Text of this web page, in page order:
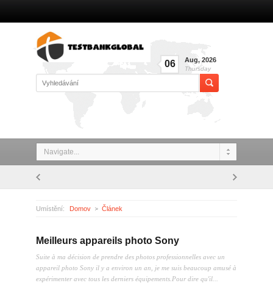
06 Aug, 2026
Thursday
Navigate...
Umístění: Domov Článek
Meilleurs appareils photo Sony
Suite à ma décision de prendre des photos professionnelles avec un
appareil photo Sony il y a environ un an, je me suis beaucoup amusé à
expérimenter avec tous les derniers équipements.Pour dire qu'il...